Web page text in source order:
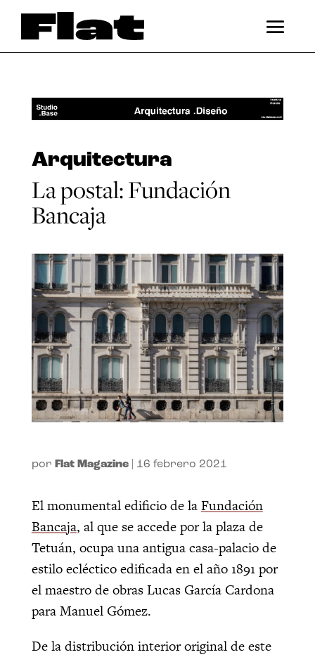
Arquitectura
La postal: Fundación
Bancaja
por Flat Magazine| 16 febrero 2021
El monumental edificio de laFundación
Bancaja, al que se accede por la plaza de
Tetuán, ocupa una antigua casa-palacio de
estilo ecléctico edificada en el año 1891 por
el maestro de obras Lucas García Cardona
para Manuel Gómez.
De la distribución interior original de este